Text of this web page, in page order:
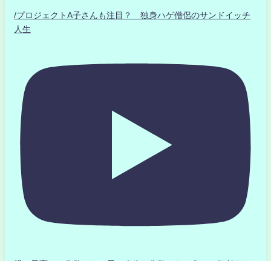
/プロジェクトA子さんも注目？ 独身ハゲ僧侶のサンドイッチ
人生